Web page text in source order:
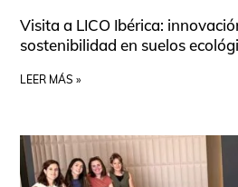
Visita a LICO Ibérica:
sostenibilidad en suelos
LEER MÁS »